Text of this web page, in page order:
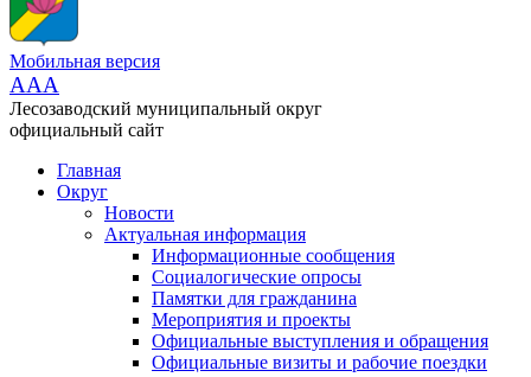
Мобильная версия
AAA
Лесозаводский муниципальный округ
официальный сайт
Главная
Округ
Новости
Актуальная информация
Информационные сообщения
Социалогические опросы
Памятки для гражданина
Мероприятия и проекты
Официальные выступления и обращения
Официальные визиты и рабочие поездки